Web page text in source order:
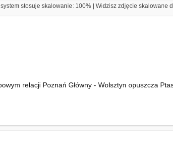
stosuje skalowanie: 100% | Widzisz zdjęcie
relacji Poznań Główny - Wolsztyn opuszcza